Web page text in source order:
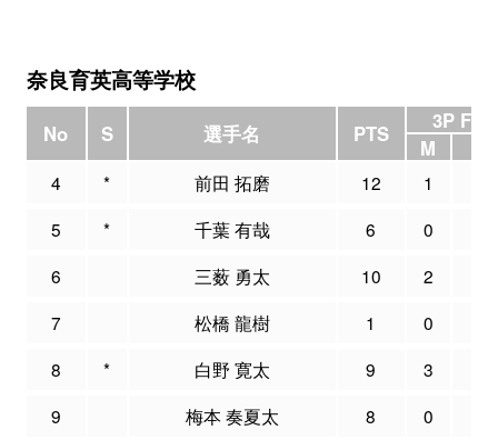
奈良育英高等学校
No S 選手名 PTS
3P FG
M
4 * 前田 拓磨 12 1
5
* 千葉 有哉 6 0
6
三薮 勇太 10 2
7
松橋 龍樹 1 0
8
* 白野 寛太 9 3
9
梅本 奏夏太 8 0